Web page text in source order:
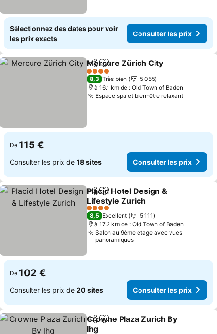
Sélectionnez des dates pour voir
les prix exacts
Consulter les prix
PartagerAjouter à mes favoris
Mercure Zürich City
4 Étoiles
8,3 Très bien
5 055
à 16.1 km de : Old Town of Baden
Espace spa et bien-être relaxant
De 115 €
Consulter les prix de 18 sites Consulter les prix
PartagerAjouter à mes favoris
Placid Hotel Design &
Lifestyle Zurich
Consulter les prix
4 Étoiles
8,5 Excellent
5 111
à 17.2 km de : Old Town of Baden
Salon au 9ème étage avec vues
panoramiques
De 102 €
Consulter les prix de 20 sites Consulter les prix
PartagerAjouter à mes favoris
Crowne Plaza Zurich By
Ihg